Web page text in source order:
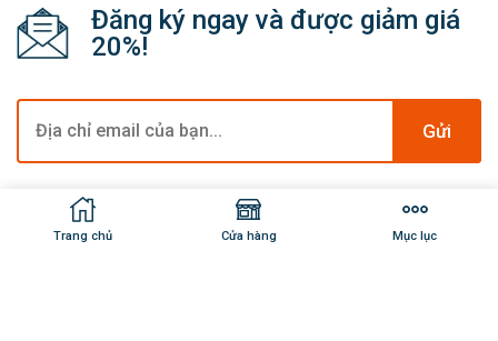
Trang chủ Cửa hàng Mục lục
Đăng ký ngay và được giảm giá
20%!
Gửi
© Copyright 2024 Kim Khí Nhật Minh. All rights